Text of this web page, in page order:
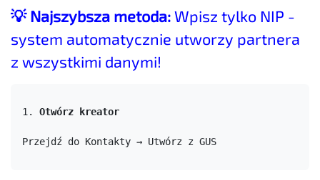
💡 Najszybsza metoda:Wpisz tylko NIP -
system automatycznie utworzy partnera
z wszystkimi danymi!
1. Otwórz kreator
Przejdź do Kontakty → Utwórz z GUS